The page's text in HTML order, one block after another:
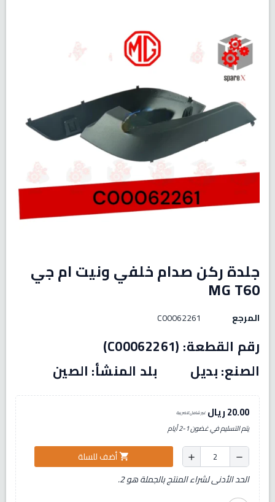
جلدة ركن صدام خلفي ونيت ام جي
MG T60
المرجع C00062261
رقم القطعة: (C00062261)
الصنع: بديل بلد المنشأ: الصين
20.00 ريال غير شامل للضريبة
يتم التسليم في غضون 1-2 أيام
remove
add
shopping_cartأضف للسلة
الحد الأدنى لشراء المنتج بالجملة هو 2.